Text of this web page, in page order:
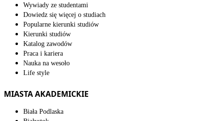
Wywiady ze studentami
Dowiedz się więcej o studiach
Popularne kierunki studiów
Kierunki studiów
Katalog zawodów
Praca i kariera
Nauka na wesoło
Life style
MIASTA AKADEMICKIE
Biała Podlaska